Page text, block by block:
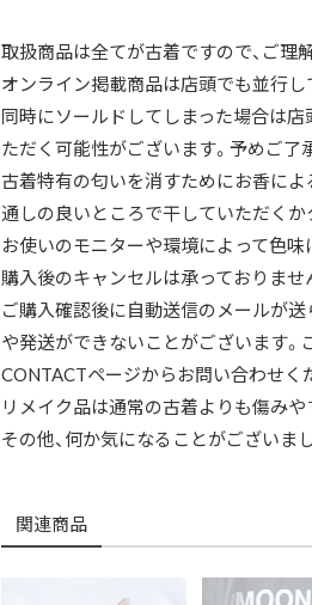
取扱商品は全てが古着ですので、ご理
オンライン掲載商品は店頭でも並行
同時にソールドしてしまった場合は
ただく可能性がございます。予めご了
古着特有の匂いを消すためにお香に
通しの良いところで干していただく
お使いのモニターや環境によって色
購入後のキャンセルは承っておりませ
ご購入確認後に自動送信のメールが
や発送ができないことがございます
CONTACTページからお問い合わせく
リメイク品は通常の古着よりも傷みや
その他、何か気になることがございま
関連商品